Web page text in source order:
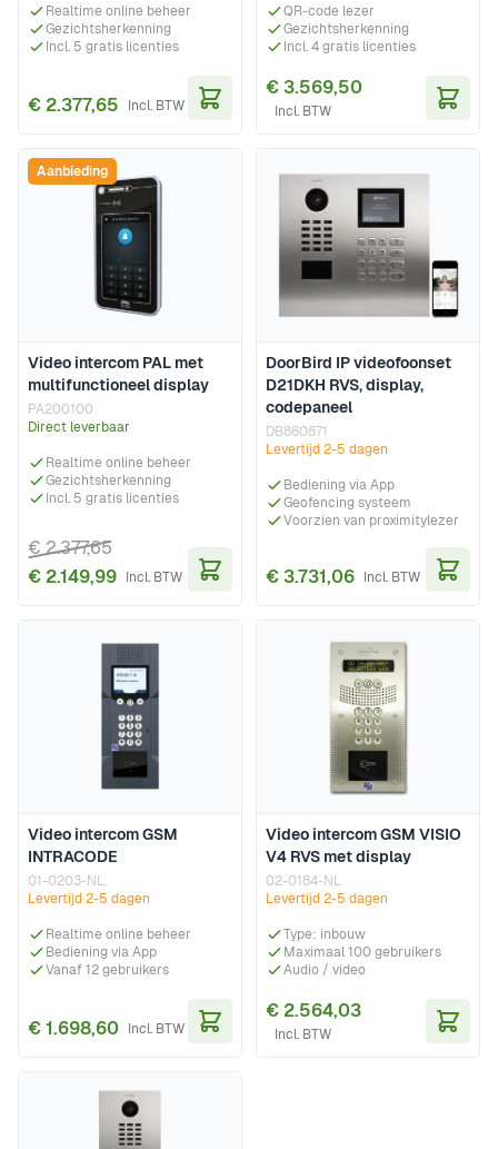
Realtime online beheer
Gezichtsherkenning
Incl. 5 gratis licenties
€ 2.377,65
In Winkelwagen
QR-code lezer
Gezichtsherkenning
Incl. 4 gratis licenties
€ 3.569,50
Video intercom PAL met
multifunctioneel display
PA200100
Direct leverbaar
Realtime online beheer
Gezichtsherkenning
Incl. 5 gratis licenties
€ 2.149,99
€ 2.377,65
Aanbieding
DoorBird IP videofoonset
D21DKH RVS, display,
codepaneel
DB860871
Levertijd 2-5 dagen
Bediening via App
Geofencing systeem
Voorzien van proximitylezer
€ 3.731,06
Video intercom GSM
INTRACODE
01-0203-NL
Levertijd 2-5 dagen
Realtime online beheer
Bediening via App
Vanaf 12 gebruikers
€ 1.698,60
In Winkelwagen
Video intercom GSM VISIO
V4 RVS met display
02-0184-NL
Levertijd 2-5 dagen
Type: inbouw
Maximaal 100 gebruikers
Audio / video
€ 2.564,03